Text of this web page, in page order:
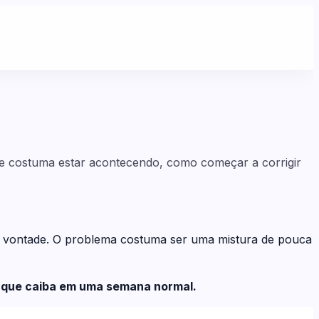
costuma estar acontecendo, como começar a corrigir
O problema costuma ser uma mistura de pouca
caiba em uma semana normal.